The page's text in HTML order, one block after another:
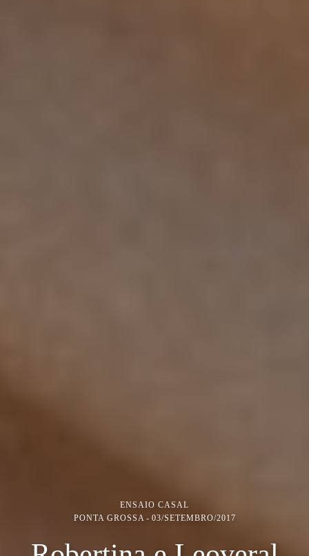
ENSAIO CASAL
PONTA GROSSA
03/SETEMBRO/2017